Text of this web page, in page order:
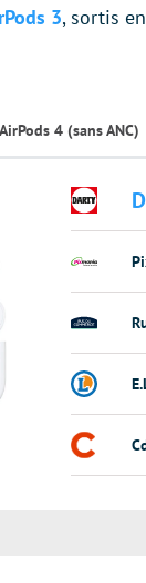
3, sortis
AirPods 4 (sans ANC)